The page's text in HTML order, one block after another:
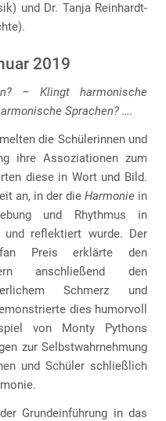
und Dr. Tanja Reinhardt-
2019
– Klingt harmonische
Sprachen? ….
die Schülerinnen und
ihre Assoziationen zum
diese in Wort und Bild.
an, in der die Harmonie in
und Rhythmus in
und reflektiert wurde. Der
Preis erklärte den
anschließend den
Schmerz und
dies humorvoll
von Monty Pythons
zur Selbstwahrnehmung
und Schüler schließlich
Grundeinführung in das